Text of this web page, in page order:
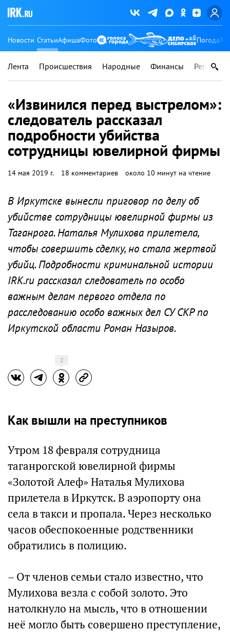
Новости СтатьиАфишаФото Погода
Лента Происшествия Народные Финансы Регионы
«Извинился перед выстрелом»:
следователь рассказал
подробности убийства
сотрудницы ювелирной фирмы
14 мая 2019 г. 18 комментариев около 10 минут на чтение
В Иркутске вынесли приговор по делу об
убийстве сотрудницы ювелирной фирмы из
Таганрога. Наталья Мулихова прилетела,
чтобы совершить сделку, но стала жертвой
убийц. Подробности криминальной истории
IRK.ru рассказал следователь по особо
важным делам первого отдела по
расследованию особо важных дел СУ СКР по
Иркутской области Роман Назыров.
2
Как вышли на преступников
Утром 18 февраля сотрудница
таганрогской ювелирной фирмы
«Золотой Алеф» Наталья Мулихова
прилетела в Иркутск. В аэропорту она
села в такси и пропала. Через несколько
часов обеспокоенные родственники
обратились в полицию.
– От членов семьи стало известно, что
Мулихова везла с собой золото. Это
натолкнуло на мысль, что в отношении
неё могло быть совершено преступление,